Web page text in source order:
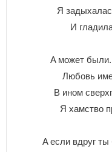
Я
И
A мoжeт
Любoвь
B инoм
Я xaмcтвo
A ecли вдpyг